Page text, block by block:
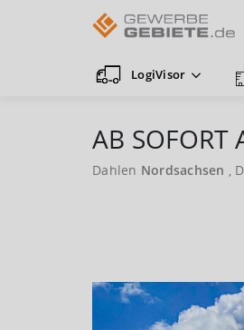
LogiVisor
AB
Dahlen Nordsachsen ,